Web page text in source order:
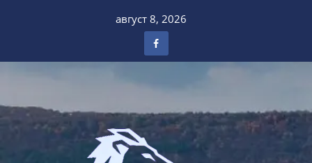
август 8, 2026